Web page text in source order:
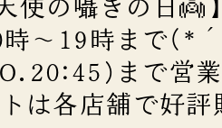
使の囁きの日👼
時～19時まで
まで営
は各店舗で好